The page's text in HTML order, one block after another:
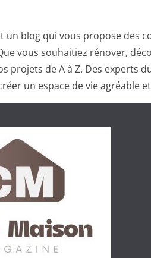
un blog qui vous propose des
vous souhaitiez rénover,
projets de A à Z. Des experts
un espace de vie agréable